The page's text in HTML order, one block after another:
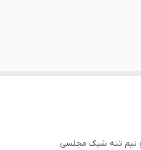
نیم تنه شیک مجلسی